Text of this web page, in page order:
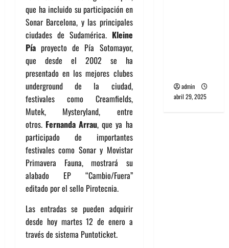
que ha incluido su participación en
Sonar Barcelona, y las principales
ciudades de Sudamérica. Kleine
Pía proyecto de Pía Sotomayor,
que desde el 2002 se ha
presentado en los mejores clubes
underground de la ciudad,
festivales como Creamfields,
Mutek, Mysteryland, entre
otros. Fernanda Arrau, que ya ha
participado de importantes
festivales como Sonar y Movistar
Primavera Fauna, mostrará su
alabado EP “Cambio/Fuera”
editado por el sello Pirotecnia.
Las entradas se pueden adquirir
desde hoy martes 12 de enero a
través de sistema Puntoticket.
admin
abril 29, 2025